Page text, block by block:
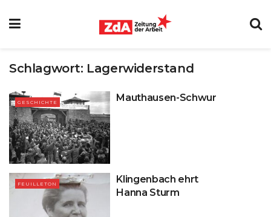
Schlagwort: Lagerwiderstand
GESCHICHTE Mauthausen-Schwur
FEUILLETON
Klingenbach ehrt
Hanna Sturm